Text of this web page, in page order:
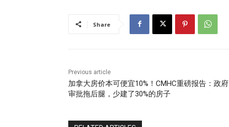
Share
Previous article
加拿大房价本可便宜10%！CMHC重磅报告：政府
审批拖后腿，少建了30%的房子